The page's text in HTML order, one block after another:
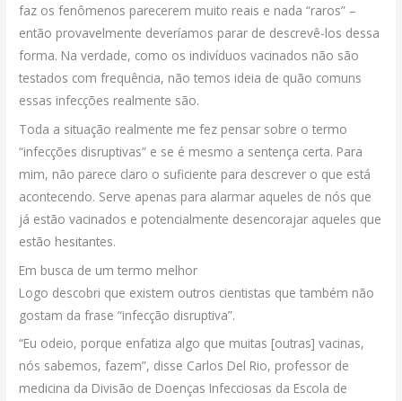
faz os fenômenos parecerem muito reais e nada “raros” –
então provavelmente deveríamos parar de descrevê-los dessa
forma. Na verdade, como os indivíduos vacinados não são
testados com frequência, não temos ideia de quão comuns
essas infecções realmente são.
Toda a situação realmente me fez pensar sobre o termo
“infecções disruptivas” e se é mesmo a sentença certa. Para
mim, não parece claro o suficiente para descrever o que está
acontecendo. Serve apenas para alarmar aqueles de nós que
já estão vacinados e potencialmente desencorajar aqueles que
estão hesitantes.
Em busca de um termo melhor
Logo descobri que existem outros cientistas que também não
gostam da frase “infecção disruptiva”.
“Eu odeio, porque enfatiza algo que muitas [outras] vacinas,
nós sabemos, fazem”, disse Carlos Del Rio, professor de
medicina da Divisão de Doenças Infecciosas da Escola de